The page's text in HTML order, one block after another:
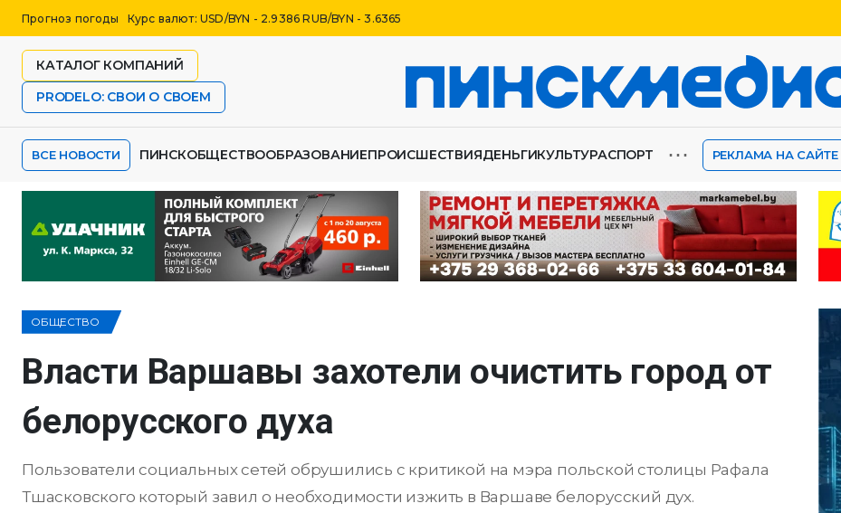
Прогноз погоды Курс валют: USD/BYN - 2.9386 RUB/BYN - 3.6365
КАТАЛОГ КОМПАНИЙ
PRODELO: СВОИ О СВОЕМ
ВСЕ НОВОСТИ ПИНСКОБЩЕСТВООБРАЗОВАНИЕПРОИСШЕСТВИЯДЕНЬГИКУЛЬТУРАСПОРТ ⋯ РЕКЛАМА НА САЙТЕ
ОБЩЕСТВО
Власти Варшавы захотели очистить город от
белорусского духа
Пользователи социальных сетей обрушились с критикой на мэра польской столицы Рафала
Тшасковского который завил о необходимости изжить в Варшаве белорусский дух.